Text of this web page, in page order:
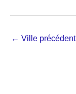
← Ville précédent